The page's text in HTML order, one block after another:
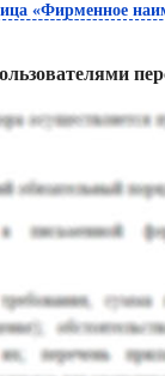
«Фирменное